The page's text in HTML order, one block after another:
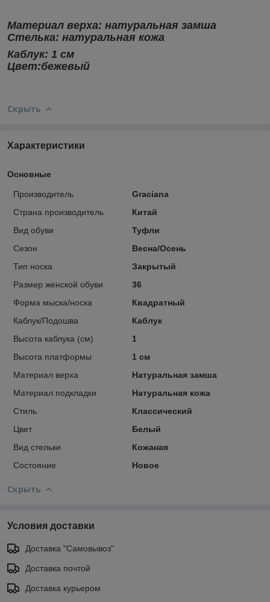
Материал верха: натуральная замша
Стелька: натуральная кожа
Каблук: 1 см
Цвет:бежевый
Скрыть
Характеристики
Основные
Производитель
Graciana
Страна производитель
Китай
Вид обуви
Туфли
Сезон
Весна/Осень
Тип носка
Закрытый
Размер женской обуви
36
Форма мыска/носка
Квадратный
Каблук/Подошва
Каблук
Высота каблука (см)
1
Высота платформы
1 см
Материал верха
Натуральная замша
Материал подкладки
Натуральная кожа
Стиль
Классический
Цвет
Белый
Вид стельки
Кожаная
Состояние
Новое
Скрыть
Условия доставки
Доставка "Самовывоз"
Доставка почтой
Доставка курьером